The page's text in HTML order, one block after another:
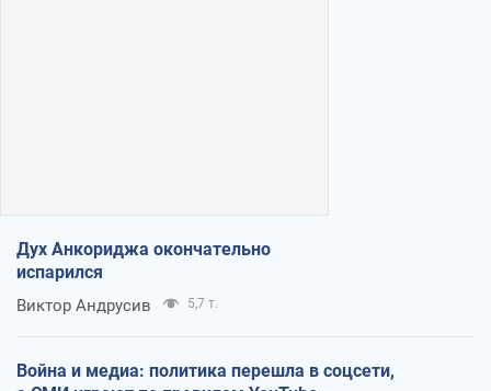
Дух Анкориджа окончательно
испарился
Виктор Андрусив 5,7 т.
Война и медиа: политика перешла в соцсети,